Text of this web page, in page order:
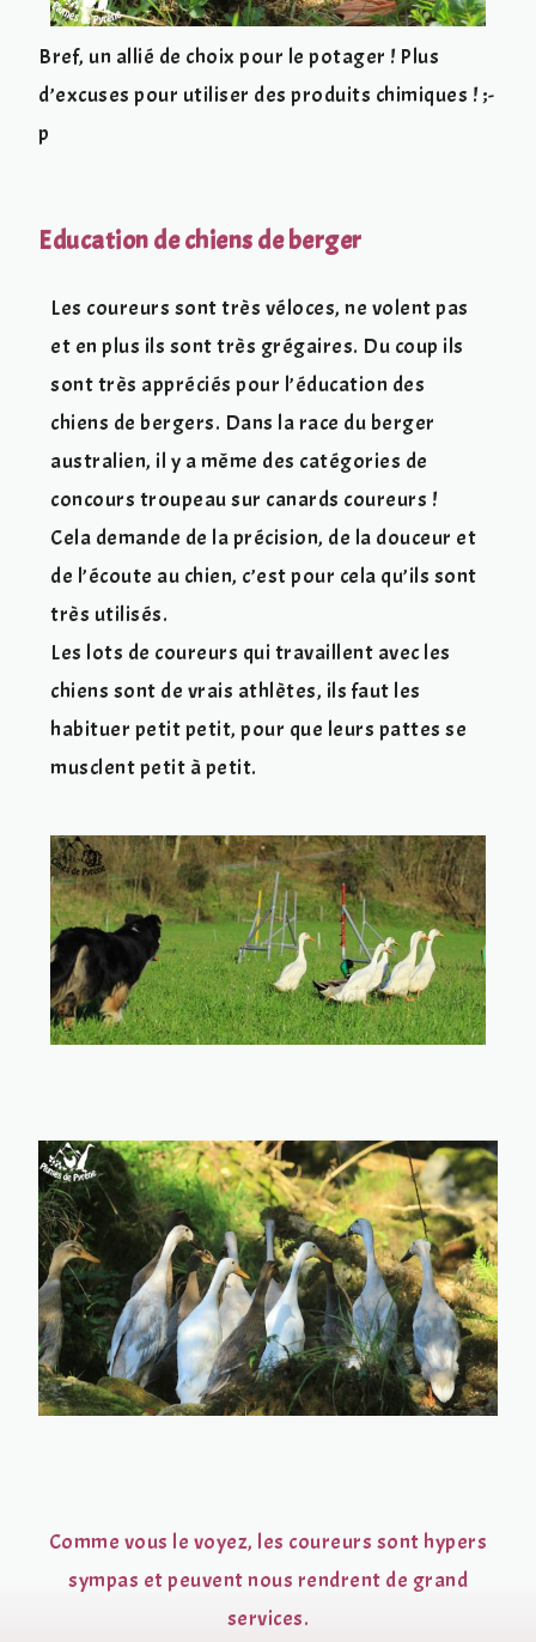
Bref, un allié de choix pour le potager ! Plus
d’excuses pour utiliser des produits chimiques ! ;-
p
Education de chiens de berger
Les coureurs sont très véloces, ne volent pas
et en plus ils sont très grégaires. Du coup ils
sont très appréciés pour l’éducation des
chiens de bergers. Dans la race du berger
australien, il y a même des catégories de
concours troupeau sur canards coureurs !
Cela demande de la précision, de la douceur et
de l’écoute au chien, c’est pour cela qu’ils sont
très utilisés.
Les lots de coureurs qui travaillent avec les
chiens sont de vrais athlètes, ils faut les
habituer petit petit, pour que leurs pattes se
musclent petit à petit.
Comme vous le voyez, les coureurs sont hypers
sympas et peuvent nous rendrent de grand
services.